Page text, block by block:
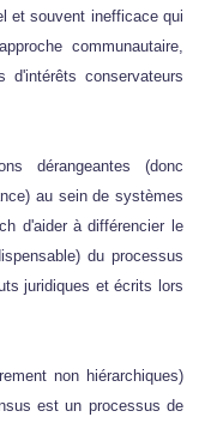
et souvent inefficace qui
communautaire,
d'intérêts conservateurs
dérangeantes (donc
au sein de systèmes
d'aider à différencier le
du processus
juridiques et écrits lors
non hiérarchiques)
est un processus de